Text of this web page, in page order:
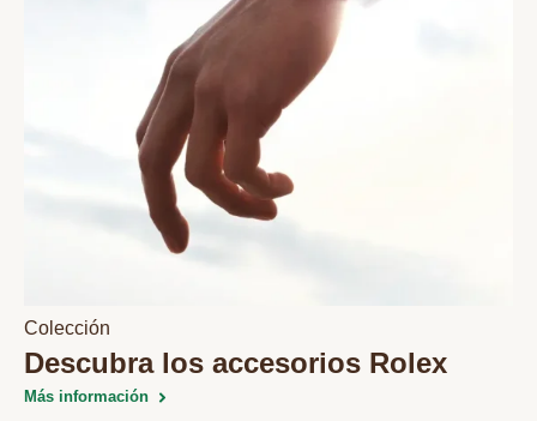
Colección
Descubra los accesorios Rolex
Más información